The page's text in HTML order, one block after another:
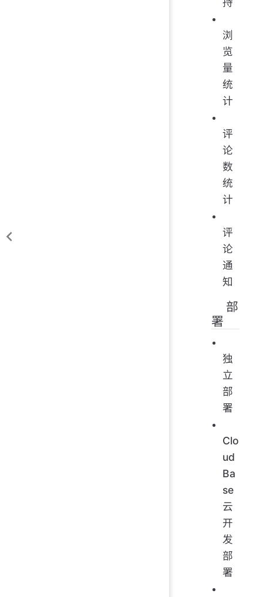
浏
览
量
统
计
评
论
数
统
计
评
论
通
知
部
署
独
立
部
署
Clo
ud
Ba
se
云
开
发
部
署